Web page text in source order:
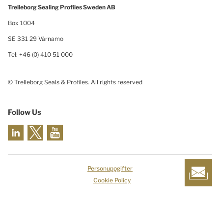
Trelleborg Sealing Profiles Sweden AB
Box 1004
SE 331 29 Värnamo
Tel: +46 (0) 410 51 000
© Trelleborg Seals & Profiles. All rights reserved
Follow Us
Personuppgifter
Cookie Policy